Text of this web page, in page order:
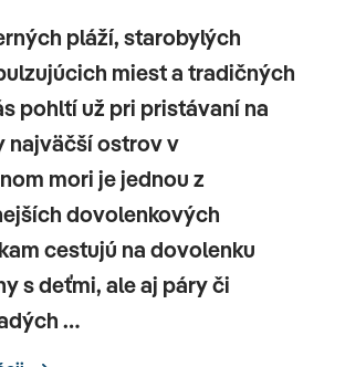
pláží, starobylých
miest a tradičných
pohltí už pri pristávaní na
najväčší ostrov v
mori je jednou z
dovolenkových
cestujú na dovolenku
s deťmi, ale aj páry či
…